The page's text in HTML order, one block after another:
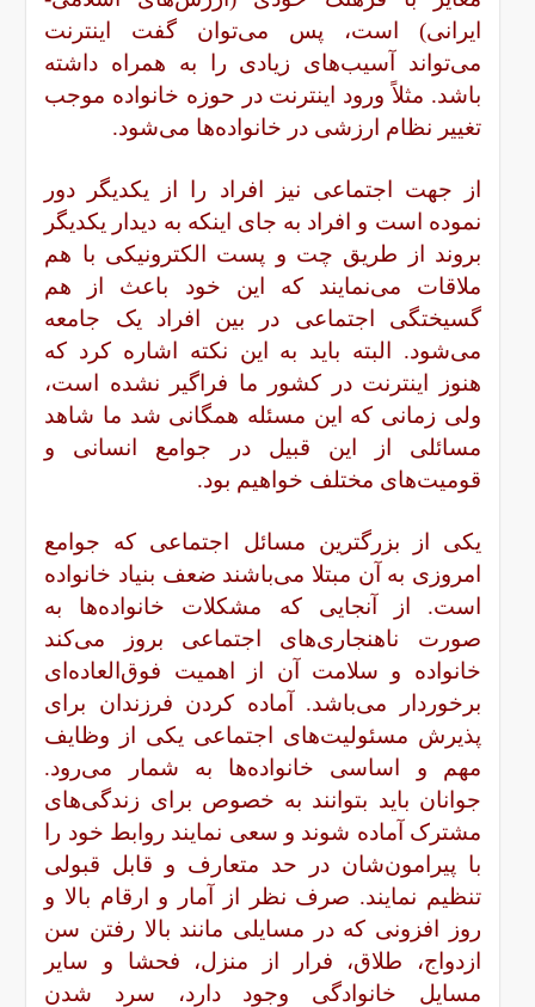
ایرانی) است، پس می‌توان گفت اینترنت
می‌تواند آسیب‌های زیادی را به همراه داشته
باشد. مثلاً ورود اینترنت در حوزه خانواده موجب
تغییر نظام ارزشی در خانواده‌ها می‌شود.
از جهت اجتماعی نیز افراد را از یکدیگر دور
نموده است و افراد به جای اینکه به دیدار یکدیگر
بروند از طریق چت و پست الکترونیکی با هم
ملاقات می‌نمایند که این خود باعث از هم
گسیختگی اجتماعی در بین افراد یک جامعه
می‌شود. البته باید به این نکته اشاره کرد که
هنوز اینترنت در کشور ما فراگیر نشده است،
ولی زمانی که این مسئله همگانی شد ما شاهد
مسائلی از این قبیل در جوامع انسانی و
قومیت‌های مختلف خواهیم بود.
یکی از بزرگترین مسائل اجتماعی که جوامع
امروزی به آن مبتلا می‌باشند ضعف بنیاد خانواده
است. از آنجایی که مشکلات خانواده‌ها به
صورت ناهنجاری‌های اجتماعی بروز می‌کند
خانواده و سلامت آن از اهمیت فوق‌العاده‌ای
برخوردار می‌باشد. آماده کردن فرزندان برای
پذیرش مسئولیت‌های اجتماعی یکی از وظایف
مهم و اساسی خانواده‌ها به شمار می‌رود.
جوانان باید بتوانند به خصوص برای زندگی‌های
مشترک آماده شوند و سعی نمایند روابط خود را
با پیرامون‌شان در حد متعارف و قابل قبولی
تنظیم نمایند. صرف نظر از آمار و ارقام بالا و
روز افزونی که در مسایلی مانند بالا رفتن سن
ازدواج، طلاق، فرار از منزل، فحشا و سایر
مسایل خانوادگی وجود دارد، سرد شدن